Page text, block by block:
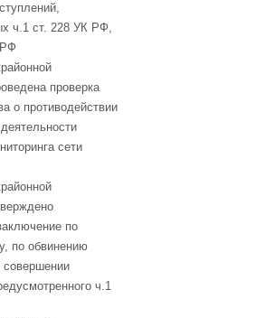
ч.1 ст. 228 УК РФ,
проверка
о противодействии
сети
по
по обвинению
совершении
ч.1